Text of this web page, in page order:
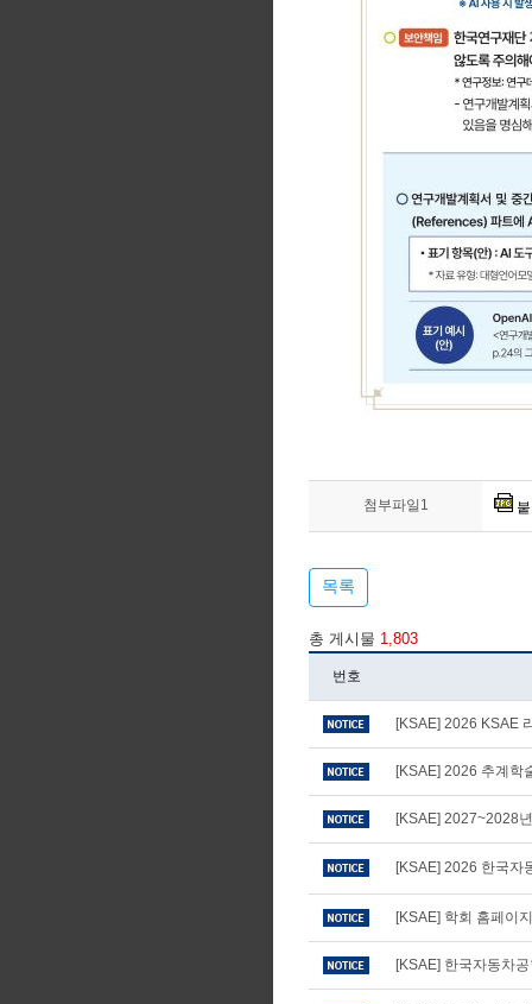
첨부파일1
목록
총 게시물 1,803
번호
[KSAE] 2026 KSAE
[KSAE] 2026 추계학
[KSAE] 2027~2028
[KSAE] 2026 한국자
[KSAE] 학회 홈페이
[KSAE] 한국자동차